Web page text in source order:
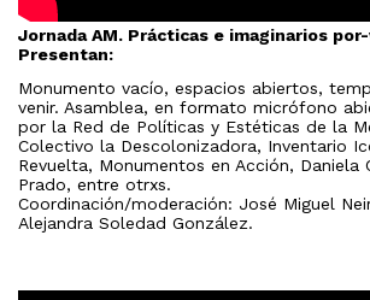
Jornada AM. Prácticas e imaginarios
Presentan:
Monumento vacío, espacios abiertos,
venir. Asamblea, en formato micrófono
por la Red de Políticas y Estéticas de la
Colectivo la Descolonizadora, Inventario
Revuelta, Monumentos en Acción, Daniela
Prado, entre otrxs.
Coordinación/moderación: José Miguel
Alejandra Soledad González.